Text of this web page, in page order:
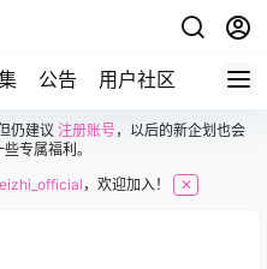
公告 用户社区
仍建议 注册账号，以后的新企划也会
专属福利。
，欢迎加入！ ✕